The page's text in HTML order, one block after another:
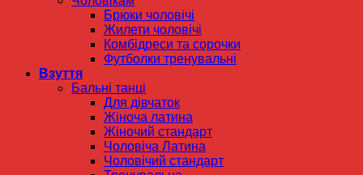
Брюки чоловічі
Жилети чоловічі
Комбідреси та сорочки
Футболки тренувальні
Взуття
Бальні танці
Для дівчаток
Жіноча латина
Жіночий стандарт
Чоловіча Латина
Чоловічий стандарт